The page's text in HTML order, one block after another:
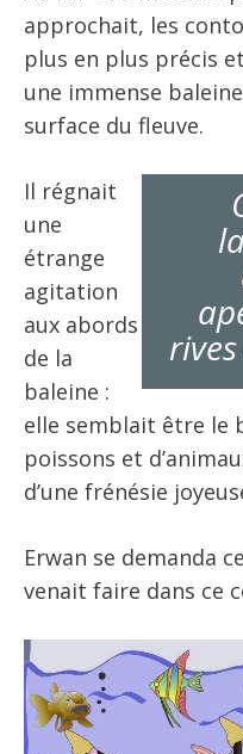
approchait, les
plus en plus précis
une immense
surface du fleuve.
Il régnait
une
étrange
agitation
aux abords
de la
baleine :
elle semblait être le
poissons et
d’une frénésie
Erwan se demanda
venait faire dans ce